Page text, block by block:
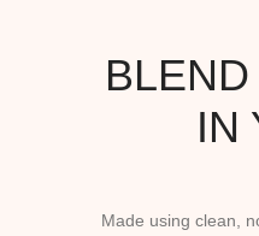
IN
Made using clean,